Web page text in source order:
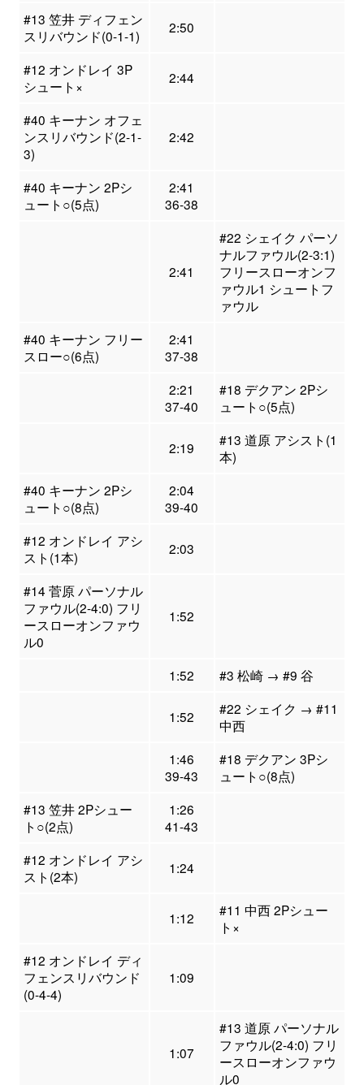
#13 笠井 ディフェン
スリバウンド(0-1-1)
2:50
#12 オンドレイ 3P
シュート×
2:44
#40 キーナン オフェ
ンスリバウンド(2-1-
3)
2:42
#40 キーナン 2Pシ
ュート○(5点)
2:41
36-38
2:41
#22 シェイク パーソ
ナルファウル(2-3:1)
フリースローオンフ
ァウル1 シュートフ
ァウル
#40 キーナン フリー
スロー○(6点)
2:41
37-38
2:21
37-40
#18 デクアン 2Pシ
ュート○(5点)
2:19
#13 道原 アシスト(1
本)
#40 キーナン 2Pシ
ュート○(8点)
2:04
39-40
#12 オンドレイ アシ
スト(1本)
2:03
#14 菅原 パーソナル
ファウル(2-4:0) フリ
ースローオンファウ
ル0
1:52
1:52 #3 松崎 → #9 谷
1:52
#22 シェイク → #11
中西
1:46
39-43
#18 デクアン 3Pシ
ュート○(8点)
#13 笠井 2Pシュー
ト○(2点)
1:26
41-43
#12 オンドレイ アシ
スト(2本)
1:24
1:12
#11 中西 2Pシュー
ト×
#12 オンドレイ ディ
フェンスリバウンド
(0-4-4)
1:09
1:07
#13 道原 パーソナル
ファウル(2-4:0) フリ
ースローオンファウ
ル0